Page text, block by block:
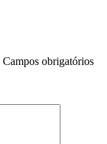
Campos obrigatórios